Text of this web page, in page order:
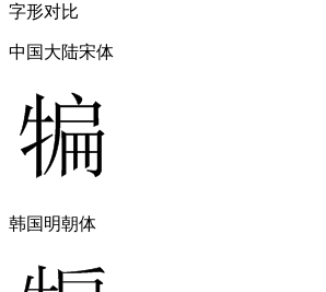
字形对比
中国大陆宋体
韩国明朝体